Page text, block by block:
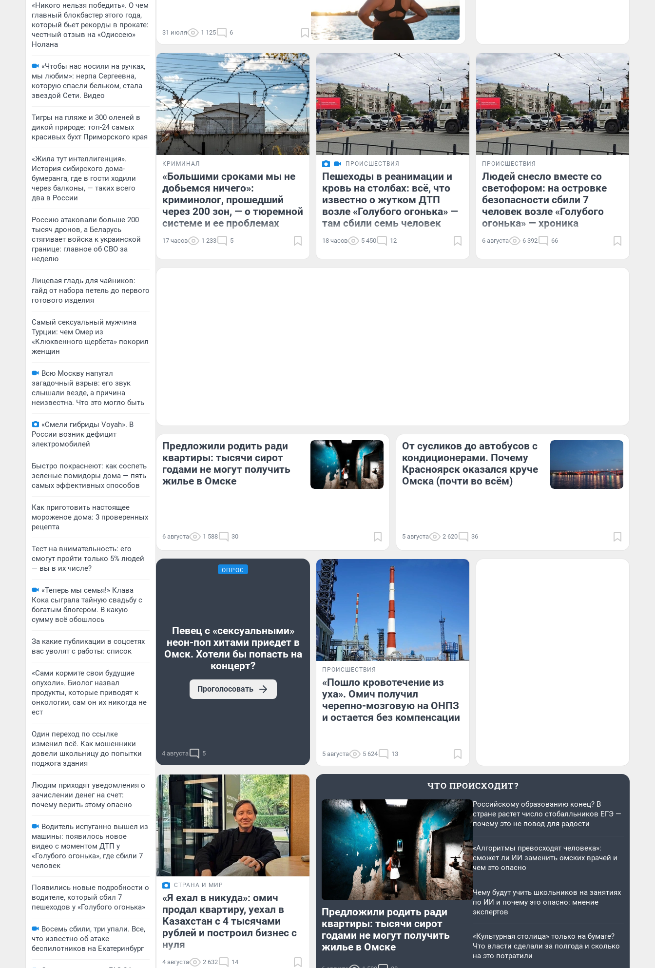
«Никого нельзя победить». О чем
главный блокбастер этого года,
который бьет рекорды в прокате:
честный отзыв на «Одиссею»
Нолана
«Чтобы нас носили на ручках,
мы любим»: нерпа Сергеевна,
которую спасли бельком, стала
звездой Сети. Видео
Тигры на пляже и 300 оленей в
дикой природе: топ-24 самых
красивых бухт Приморского края
«Жила тут интеллигенция».
История сибирского дома-
бумеранга, где в гости ходили
через балконы, — таких всего
два в России
Россию атаковали больше 200
тысяч дронов, а Беларусь
стягивает войска к украинской
границе: главное об СВО за
неделю
Лицевая гладь для чайников:
гайд от набора петель до первого
готового изделия
Самый сексуальный мужчина
Турции: чем Омер из
«Клюквенного щербета» покорил
женщин
Всю Москву напугал
загадочный взрыв: его звук
слышали везде, а причина
неизвестна. Что это могло быть
«Смели гибриды Voyah». В
России возник дефицит
электромобилей
Быстро покраснеют: как соспеть
зеленые помидоры дома — пять
самых эффективных способов
Как приготовить настоящее
мороженое дома: 3 проверенных
рецепта
Тест на внимательность: его
смогут пройти только 5% людей
— вы в их числе?
«Теперь мы семья!» Клава
Кока сыграла тайную свадьбу с
богатым блогером. В какую
сумму всё обошлось
За какие публикации в соцсетях
вас уволят с работы: список
«Сами кормите свои будущие
опухоли». Биолог назвал
продукты, которые приводят к
онкологии, сам он их никогда не
ест
Один переход по ссылке
изменил всё. Как мошенники
довели школьницу до попытки
поджога здания
Людям приходят уведомления о
зачислении денег на счет:
почему верить этому опасно
Водитель испуганно вышел из
машины: появилось новое
видео с моментом ДТП у
«Голубого огонька», где сбили 7
человек
Появились новые подробности о
водителе, который сбил 7
пешеходов у «Голубого огонька»
Восемь сбили, три упали. Все,
что известно об атаке
беспилотников на Екатеринбург
31 июля 1 125 6
КРИМИНАЛ
«Большими сроками мы не
добьемся ничего»:
криминолог, прошедший
через 200 зон, — о тюремной
системе и ее проблемах
17 часов 1 233 5
ПРОИСШЕСТВИЯ
Пешеходы в реанимации и
кровь на столбах: всё, что
известно о жутком ДТП
возле «Голубого огонька» —
там сбили семь человек
18 часов 5 450 12
ПРОИСШЕСТВИЯ
Людей снесло вместе со
светофором: на островке
безопасности сбили 7
человек возле «Голубого
огонька» — хроника
6 августа 6 392 66
Предложили родить ради
квартиры: тысячи сирот
годами не могут получить
жилье в Омске
6 августа 1 588 30
От сусликов до автобусов с
кондиционерами. Почему
Красноярск оказался круче
Омска (почти во всём)
5 августа 2 620 36
ОПРОС
Певец с «сексуальными»
неон-поп хитами приедет в
Омск. Хотели бы попасть на
концерт?
Проголосовать
4 августа 5
ПРОИСШЕСТВИЯ
«Пошло кровотечение из
уха». Омич получил
черепно-мозговую на ОНПЗ
и остается без компенсации
5 августа 5 624 13
СТРАНА И МИР
«Я ехал в никуда»: омич
продал квартиру, уехал в
Казахстан с 4 тысячами
рублей и построил бизнес с
нуля
4 августа 2 632 14
ЧТО ПРОИСХОДИТ?
Предложили родить ради
квартиры: тысячи сирот
годами не могут получить
жилье в Омске
Российскому образованию конец? В
стране растет число стобалльников ЕГЭ —
почему это не повод для радости
«Алгоритмы превосходят человека»:
сможет ли ИИ заменить омских врачей и
чем это опасно
Чему будут учить школьников на занятиях
по ИИ и почему это опасно: мнение
экспертов
«Культурная столица» только на бумаге?
Что власти сделали за полгода и сколько
на это потратили